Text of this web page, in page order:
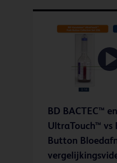
BD BACTEC™
UltraTouch™ vs
Button